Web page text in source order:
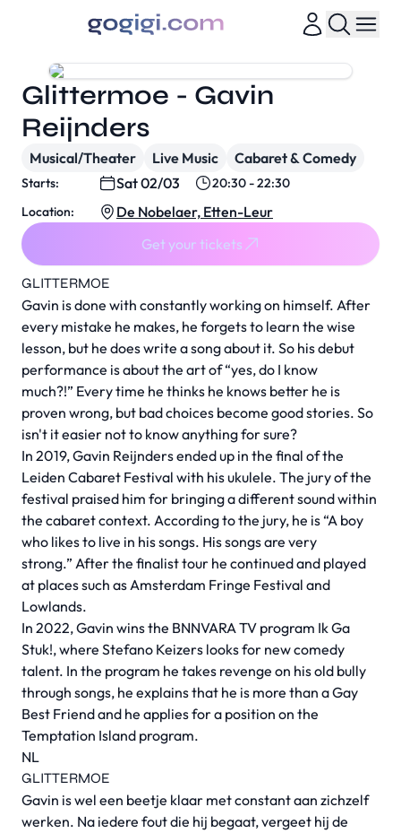
GLITTERMOE
Gavin is done with constantly working on himself. After
every mistake he makes, he forgets to learn the wise
lesson, but he does write a song about it. So his debut
performance is about the art of “yes, do I know
much?!” Every time he thinks he knows better he is
proven wrong, but bad choices become good stories. So
isn't it easier not to know anything for sure?
In 2019, Gavin Reijnders ended up in the final of the
Leiden Cabaret Festival with his ukulele. The jury of the
festival praised him for bringing a different sound within
the cabaret context. According to the jury, he is “A boy
who likes to live in his songs. His songs are very
strong.” After the finalist tour he continued and played
at places such as Amsterdam Fringe Festival and
Lowlands.
In 2022, Gavin wins the BNNVARA TV program Ik Ga
Stuk!, where Stefano Keizers looks for new comedy
talent. In the program he takes revenge on his old bully
through songs, he explains that he is more than a Gay
Best Friend and he applies for a position on the
Temptation Island program.
NL
GLITTERMOE
Gavin is wel een beetje klaar met constant aan zichzelf
werken. Na iedere fout die hij begaat, vergeet hij de
Glittermoe - Gavin
Reijnders
Musical/Theater Live Music Cabaret & Comedy
Starts: Sat 02/03
20:30 - 22:30
Location:
De Nobelaer, Etten-Leur
Get your tickets